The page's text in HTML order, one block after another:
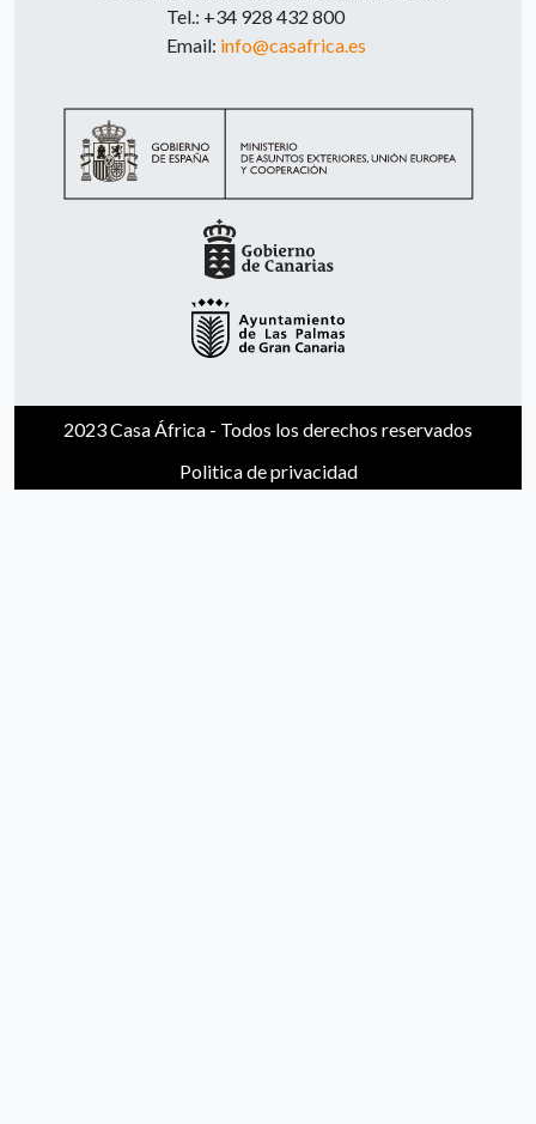
Tel.: +34 928 432 800
Email: info@casafrica.es
2023 Casa África - Todos los derechos reservados
Politica de privacidad